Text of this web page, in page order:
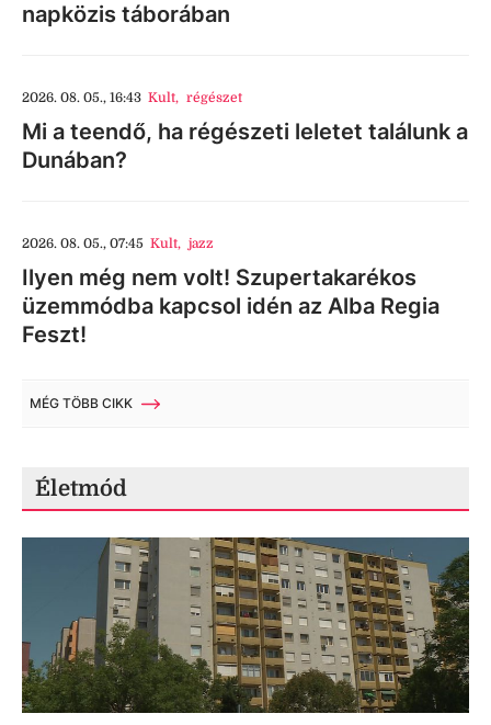
napközis táborában
2026. 08. 05., 16:43 Kult, régészet
Mi a teendő, ha régészeti leletet találunk a
Dunában?
2026. 08. 05., 07:45 Kult, jazz
Ilyen még nem volt! Szupertakarékos
üzemmódba kapcsol idén az Alba Regia
Feszt!
MÉG TÖBB CIKK
Életmód